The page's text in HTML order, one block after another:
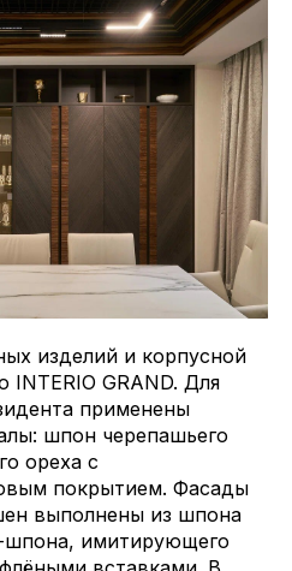
изделий и корпусной
INTERIO GRAND. Для
применены
шпон черепашьего
ореха с
покрытием. Фасады
выполнены из шпона
шпона, имитирующего